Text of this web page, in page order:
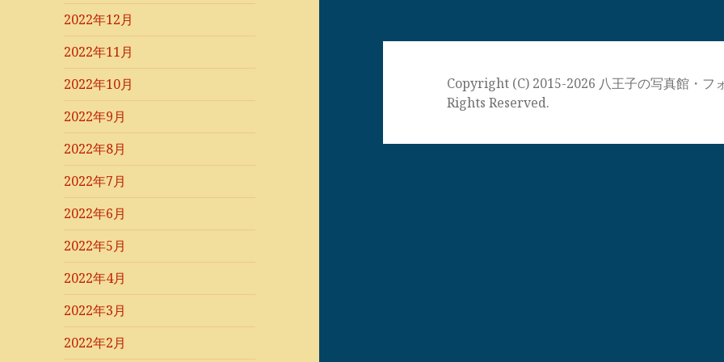
2022年12月
2022年11月
2022年10月
2022年9月
2022年8月
2022年7月
2022年6月
2022年5月
2022年4月
2022年3月
2022年2月
Copyright (C) 2015-2026 八王子の写真館・フ
Rights Reserved.